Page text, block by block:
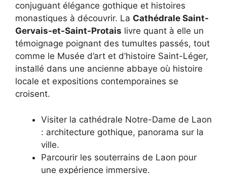
conjuguant élégance gothique et histoires
monastiques à découvrir. La Cathédrale Saint-
Gervais-et-Saint-Protais livre quant à elle un
témoignage poignant des tumultes passés, tout
comme le Musée d’art et d’histoire Saint-Léger,
installé dans une ancienne abbaye où histoire
locale et expositions contemporaines se
croisent.
Visiter la cathédrale Notre-Dame de Laon
: architecture gothique, panorama sur la
ville.
Parcourir les souterrains de Laon pour
une expérience immersive.